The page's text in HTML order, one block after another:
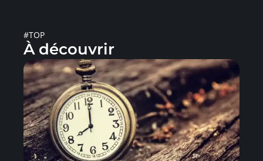
#TOP
À découvrir